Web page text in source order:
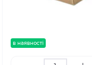
в наявності